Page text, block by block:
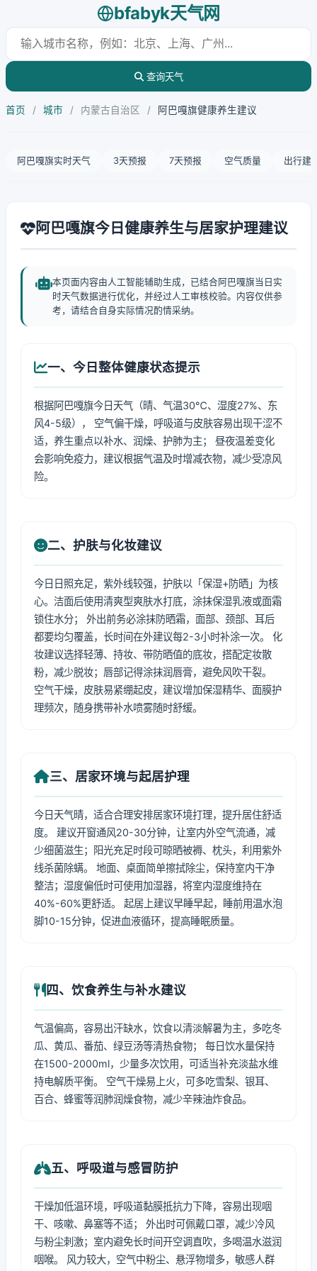
bfabyk天气网
查询天气
首页 / 城市 / 内蒙古自治区 / 阿巴嘎旗健康养生建议
阿巴嘎旗实时天气 3天预报 7天预报 空气质量 出行建
阿巴嘎旗今日健康养生与居家护理建议
本页面内容由人工智能辅助生成，已结合阿巴嘎旗当日实
时天气数据进行优化，并经过人工审核校验。内容仅供参
考，请结合自身实际情况酌情采纳。
一、今日整体健康状态提示
根据阿巴嘎旗今日天气（晴、气温30℃、湿度27%、东
风4-5级）， 空气偏干燥，呼吸道与皮肤容易出现干涩不
适，养生重点以补水、润燥、护肺为主； 昼夜温差变化
会影响免疫力，建议根据气温及时增减衣物，减少受凉风
险。
二、护肤与化妆建议
今日日照充足，紫外线较强，护肤以「保湿+防晒」为核
心。洁面后使用清爽型爽肤水打底，涂抹保湿乳液或面霜
锁住水分； 外出前务必涂抹防晒霜，面部、颈部、耳后
都要均匀覆盖，长时间在外建议每2-3小时补涂一次。 化
妆建议选择轻薄、持妆、带防晒值的底妆，搭配定妆散
粉，减少脱妆；唇部记得涂抹润唇膏，避免风吹干裂。
空气干燥，皮肤易紧绷起皮，建议增加保湿精华、面膜护
理频次，随身携带补水喷雾随时舒缓。
三、居家环境与起居护理
今日天气晴，适合合理安排居家环境打理，提升居住舒适
度。 建议开窗通风20-30分钟，让室内外空气流通，减
少细菌滋生；阳光充足时段可晾晒被褥、枕头，利用紫外
线杀菌除螨。 地面、桌面简单擦拭除尘，保持室内干净
整洁；湿度偏低时可使用加湿器，将室内湿度维持在
40%-60%更舒适。 起居上建议早睡早起，睡前用温水泡
脚10-15分钟，促进血液循环，提高睡眠质量。
四、饮食养生与补水建议
气温偏高，容易出汗缺水，饮食以清淡解暑为主，多吃冬
瓜、黄瓜、番茄、绿豆汤等清热食物； 每日饮水量保持
在1500-2000ml，少量多次饮用，可适当补充淡盐水维
持电解质平衡。 空气干燥易上火，可多吃雪梨、银耳、
百合、蜂蜜等润肺润燥食物，减少辛辣油炸食品。
五、呼吸道与感冒防护
干燥加低温环境，呼吸道黏膜抵抗力下降，容易出现咽
干、咳嗽、鼻塞等不适； 外出时可佩戴口罩，减少冷风
与粉尘刺激；室内避免长时间开空调直吹，多喝温水滋润
咽喉。 风力较大，空气中粉尘、悬浮物增多，敏感人群